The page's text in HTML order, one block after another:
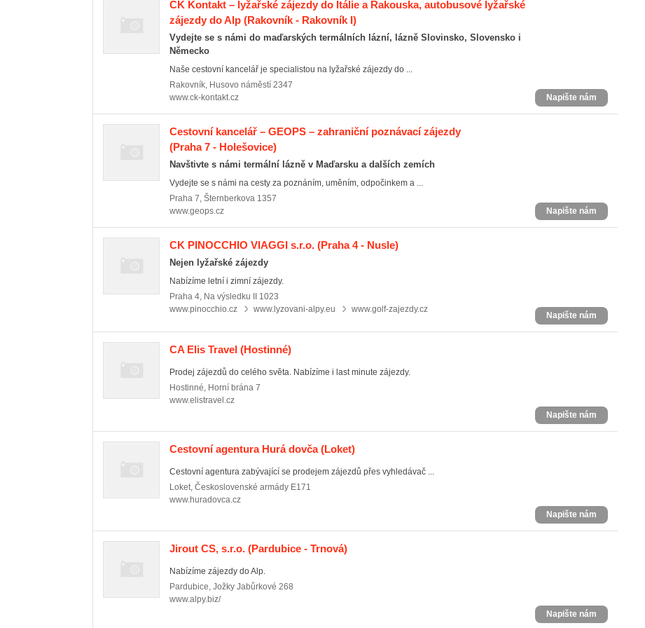
CK Kontakt – lyžařské zájezdy do Itálie a Rakouska, autobusové lyžařské
zájezdy do Alp (Rakovník - Rakovník I)
Vydejte se s námi do maďarských termálních lázní, lázně Slovinsko, Slovensko i
Německo
Naše cestovní kancelář je specialistou na lyžařské zájezdy do ...
Rakovník, Husovo náměstí 2347
www.ck-kontakt.cz
Napište nám
Cestovní kancelář – GEOPS – zahraniční poznávací zájezdy
(Praha 7 - Holešovice)
Navštivte s námi termální lázně v Maďarsku a dalších zemích
Vydejte se s námi na cesty za poznáním, uměním, odpočinkem a ...
Praha 7, Šternberkova 1357
www.geops.cz
Napište nám
CK PINOCCHIO VIAGGI s.r.o. (Praha 4 - Nusle)
Nejen lyžařské zájezdy
Nabízíme letní i zimní zájezdy.
Praha 4, Na výsledku II 1023
www.pinocchio.cz
www.lyzovani-alpy.eu www.golf-zajezdy.cz
Napište nám
CA Elis Travel (Hostinné)
Prodej zájezdů do celého světa. Nabízíme i last minute zájezdy.
Hostinné, Horní brána 7
www.elistravel.cz
Napište nám
Cestovní agentura Hurá dovča(Loket)
Cestovní agentura zabývající se prodejem zájezdů přes vyhledávač ...
Loket, Československé armády E171
www.huradovca.cz
Napište nám
Jirout CS, s.r.o. (Pardubice - Trnová)
Nabízíme zájezdy do Alp.
Pardubice, Jožky Jabůrkové 268
www.alpy.biz/
Napište nám